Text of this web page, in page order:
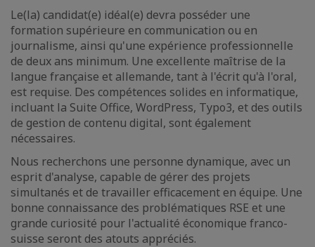
Le(la) candidat(e) idéal(e) devra posséder une
formation supérieure en communication ou en
journalisme, ainsi qu'une expérience professionnelle
de deux ans minimum. Une excellente maîtrise de la
langue française et allemande, tant à l'écrit qu'à l'oral,
est requise. Des compétences solides en informatique,
incluant la Suite Office, WordPress, Typo3, et des outils
de gestion de contenu digital, sont également
nécessaires.
Nous recherchons une personne dynamique, avec un
esprit d'analyse, capable de gérer des projets
simultanés et de travailler efficacement en équipe. Une
bonne connaissance des problématiques RSE et une
grande curiosité pour l'actualité économique franco-
suisse seront des atouts appréciés.